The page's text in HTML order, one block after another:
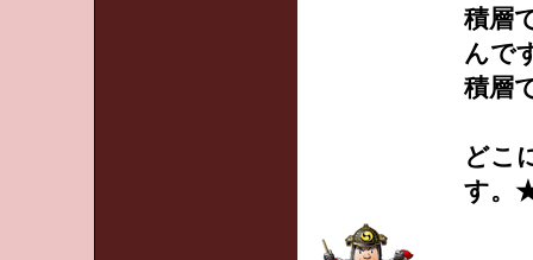
積層
んで
積層
どこ
す。